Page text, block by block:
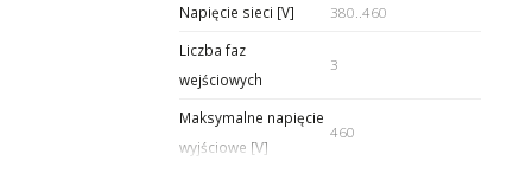
Napięcie sieci [V]
380..460
Liczba faz
wejściowych
3
Maksymalne napięcie
wyjściowe [V]
460